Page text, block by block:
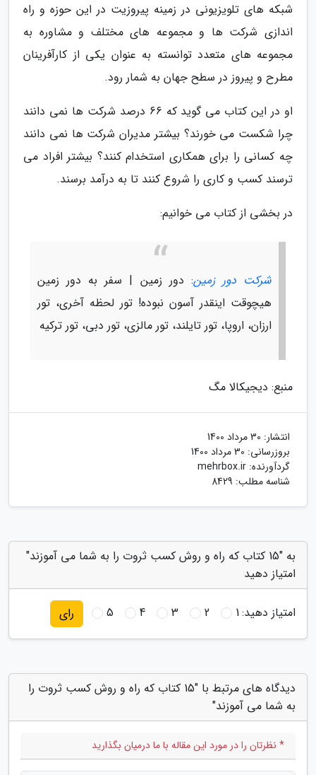
شبکه های تلویزیونی در زمینه پیروزیت در این حوزه و راه
اندازی شرکت ها و مجموعه های مختلف و مشاوره به
مجموعه های متعدد توانسته به عنوان یکی از کارآفرینان
مطرح و پیروز در سطح جهان به شمار رود.
او در این کتاب می گوید که 66 درصد شرکت ها نمی دانند
چرا شکست می خورند؟ بیشتر مدیران شرکت ها نمی دانند
چه کسانی را برای همکاری استخدام کنند؟ بیشتر افراد می
ترسند کسب و کاری را شروع کنند تا به درآمد برسند.
در بخشی از کتاب می خوانیم:
شرکت دور زمین: دور زمین | سفر به دور زمین
هیچوقت اینقدر آسون نبوده! تور لحظه آخری، تور
ارزان، اروپا، تور تایلند، تور مالزی، تور دبی، تور ترکیه
منبع: دیجیکالا مگ
انتشار: 30 مرداد 1400
بروزرسانی: 30 مرداد 1400
گردآورنده: mehrbox.ir
شناسه مطلب: 8429
به "15 کتاب که راه و روش کسب ثروت را به شما می آموزند"
امتیاز دهید
امتیاز دهید:1
2
3
4
5 رای
دیدگاه های مرتبط با "15 کتاب که راه و روش کسب ثروت را
به شما می آموزند"
* نظرتان را در مورد این مقاله با ما درمیان بگذارید